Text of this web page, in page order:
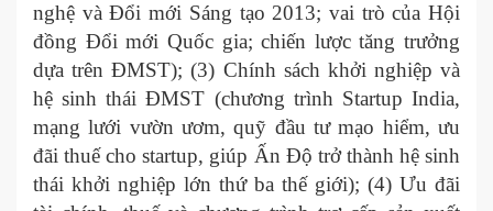
nghệ và Đổi mới Sáng tạo 2013; vai trò của Hội
đồng Đổi mới Quốc gia; chiến lược tăng trưởng
dựa trên ĐMST); (3) Chính sách khởi nghiệp và
hệ sinh thái ĐMST (chương trình Startup India,
mạng lưới vườn ươm, quỹ đầu tư mạo hiểm, ưu
đãi thuế cho startup, giúp Ấn Độ trở thành hệ sinh
thái khởi nghiệp lớn thứ ba thế giới); (4) Ưu đãi